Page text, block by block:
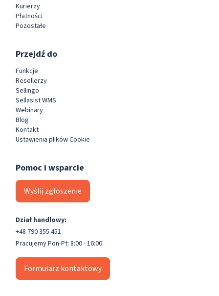
Kurierzy
Płatności
Pozostałe
Przejdź do
Funkcje
Resellerzy
Sellingo
Sellasist WMS
Webinary
Blog
Kontakt
Ustawienia plików Cookie
Pomoc i wsparcie
Wyślij zgłoszenie
Dział handlowy:
+48 790 355 451
Pracujemy Pon-Pt: 8:00 - 16:00
Formularz kontaktowy